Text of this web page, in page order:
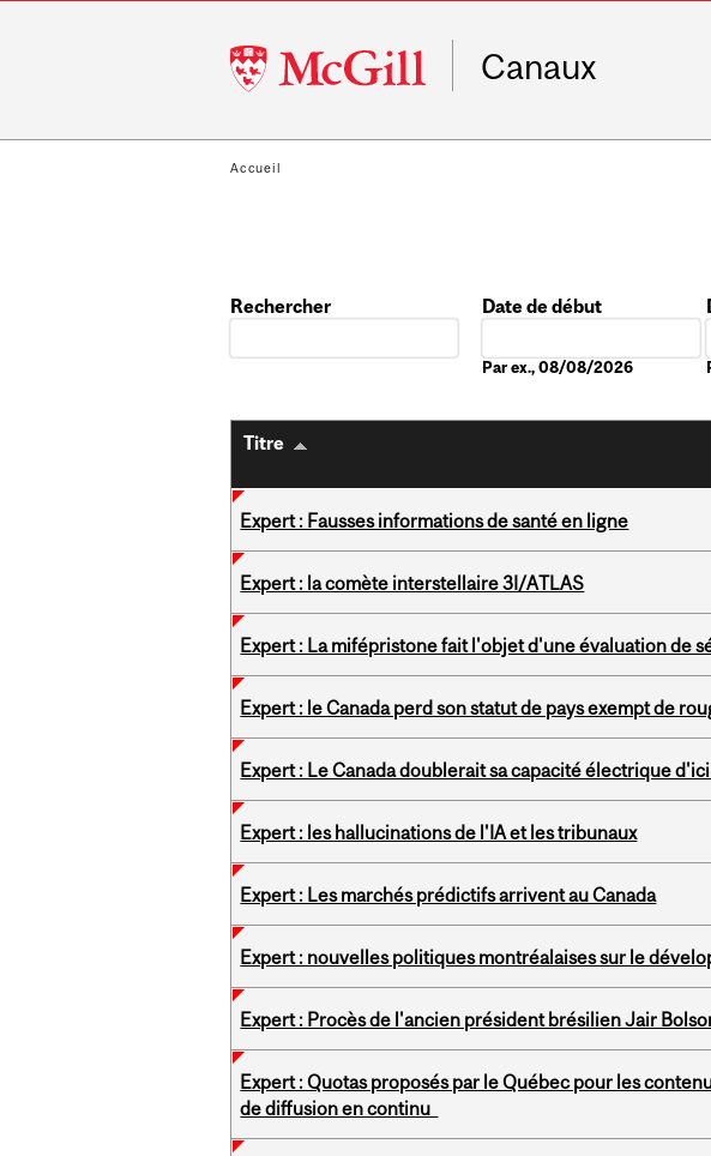
McGill
University
Canaux
Accueil
Rechercher
Date de début
Par ex., 08/08/2026
Titre
Expert : Fausses informations de santé en ligne
Expert : la comète interstellaire 3I/ATLAS
Expert : La mifépristone fait l'objet d'une évaluation de
Expert : le Canada perd son statut de pays exempt de
Expert : Le Canada doublerait sa capacité électrique
Expert : les hallucinations de l'IA et les tribunaux
Expert : Les marchés prédictifs arrivent au Canada
Expert : nouvelles politiques montréalaises sur le
Expert : Procès de l'ancien président brésilien Jair
Expert : Quotas proposés par le Québec pour les
de diffusion en continu